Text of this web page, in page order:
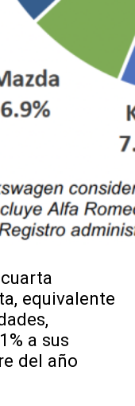
equivalente
a sus
del año